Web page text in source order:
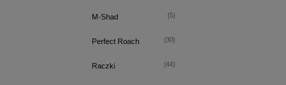
M-Shad (5)
Perfect Roach (30)
Raczki (44)